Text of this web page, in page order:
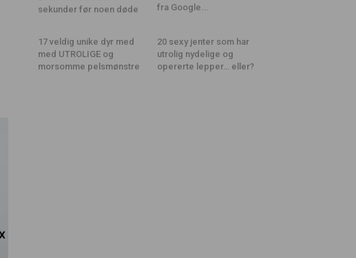
sekunder før noen døde
fra Google...
17 veldig unike dyr med
med UTROLIGE og
morsomme pelsmønstre
20 sexy jenter som har
utrolig nydelige og
opererte lepper… eller?